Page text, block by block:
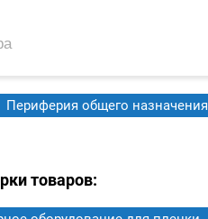
Периферия общего назначения
товаров: